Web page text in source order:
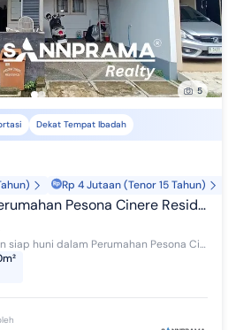
5
Dekat Tempat Ibadah
Rp 4 Jutaan (Tenor 15 Tahun)
Pesona Cinere Residence Depok
Dijual cepat rumah nyaman siap huni dalam Perumahan Pesona Cinere Residence Meruyung Depok. ‎ ‎Lokasi strategis dekat pintu Tol Sawangan dan T...